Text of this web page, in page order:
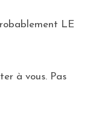
LE
à vous. Pas